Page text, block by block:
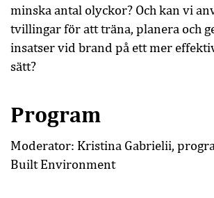
minska antal olyckor? Och kan vi
tvillingar för att träna, planera och
insatser vid brand på ett mer
sätt?
Program
Moderator: Kristina Gabrielii,
Built Environment